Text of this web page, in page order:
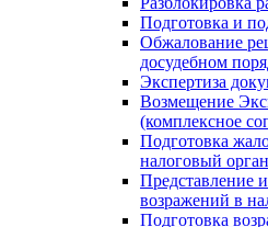
Подготовка и
Обжалование
досудебном
Экспертиза
Возмещение
(комплексное
Подготовка
налоговый орган
Представление
возражений в
Подготовка